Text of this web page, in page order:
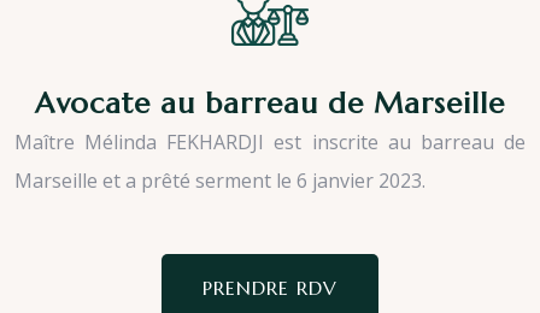
Avocate au barreau de Marseille
Maître Mélinda FEKHARDJI est inscrite au barreau de
Marseille et a prêté serment le 6 janvier 2023.
PRENDRE RDV